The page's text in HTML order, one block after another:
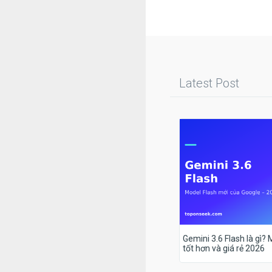
Latest Post
Gemini 3.6 Flash là gì?
tốt hơn và giá rẻ 2026